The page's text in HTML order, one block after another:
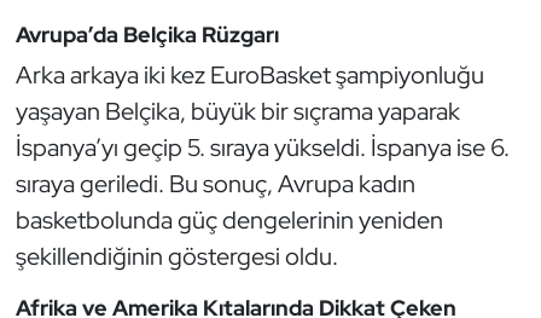
Avrupa’da Belçika Rüzgarı
Arka arkaya iki kez EuroBasket şampiyonluğu
yaşayan Belçika, büyük bir sıçrama yaparak
İspanya’yı geçip 5. sıraya yükseldi. İspanya ise 6.
sıraya geriledi. Bu sonuç, Avrupa kadın
basketbolunda güç dengelerinin yeniden
şekillendiğinin göstergesi oldu.
Afrika ve Amerika Kıtalarında Dikkat Çeken
İşitme Engelli Sporcular
Judo ve Kuraş
Kano ve Rafting
Karate
Kayak